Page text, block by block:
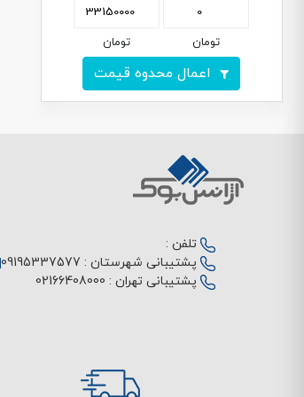
تومان تومان
اعمال محدوه قیمت
تلفن :
پشتیبانی شهرستان : 09195337577
پشتیبانی تهران : 02166408000